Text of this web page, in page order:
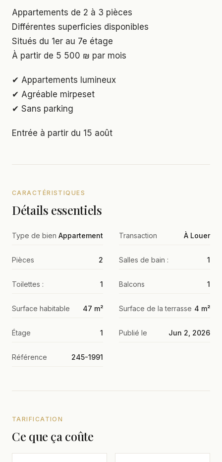
Appartements de 2 à 3 pièces
Différentes superficies disponibles
Situés du 1er au 7e étage
À partir de 5 500 ₪ par mois
✔ Appartements lumineux
✔ Agréable mirpeset
✔ Sans parking
Entrée à partir du 15 août
CARACTÉRISTIQUES
Détails essentiels
Type de bien Appartement Transaction À Louer
Pièces 2 Salles de bain : 1
Toilettes : 1 Balcons 1
Surface habitable 47 m² Surface de la terrasse 4 m²
Étage 1 Publié le Jun 2, 2026
Référence 245-1991
TARIFICATION
Ce que ça coûte